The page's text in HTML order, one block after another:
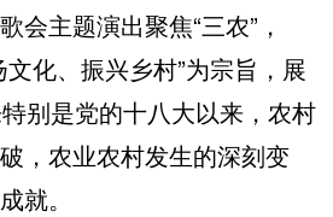
会主题演出聚焦“三农”，
化、振兴乡村”为宗旨，展
别是党的十八大以来，农村
，农业农村发生的深刻变
就。